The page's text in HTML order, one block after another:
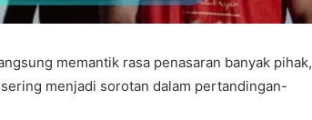
memantik rasa penasaran banyak pihak,
menjadi sorotan dalam pertandingan-